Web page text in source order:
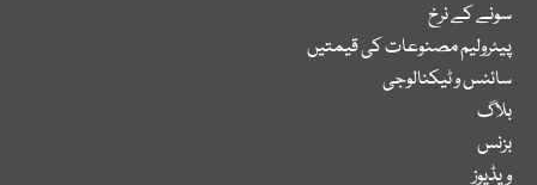
سونے کے نرخ
پیٹرولیم مصنوعات کی قیمتیں
سائنس و ٹیکنالوجی
بلاگ
بزنس
ویڈیوز